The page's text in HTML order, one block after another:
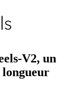
V2, un
longueur